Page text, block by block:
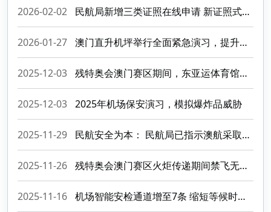
2026-02-02 民航局新增三类证照在线申请 新证照式样正式生效
2026-01-27 澳门直升机坪举行全面紧急演习，提升突发事故协同应变能力
2025-12-03 残特奥会澳门赛区期间，东亚运体育馆禁飞无人机
2025-12-03 2025年机场保安演习，模拟爆炸品威胁
2025-11-29 民航安全为本： 民航局已指示澳航采取空中巴士公司要求的软件更新
2025-11-26 残特奥会澳门赛区火炬传递期间禁飞无人机
2025-11-16 机场智能安检通道增至7条 缩短等候时间提升安检效率